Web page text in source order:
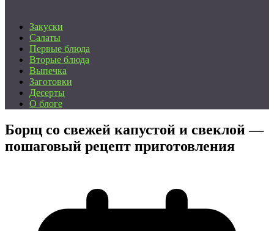
Закуски
Салаты
Первые блюда
Вторые блюда
Выпечка
Заготовки
Десерты
О блоге
Борщ со свежей капустой и свеклой —
пошаговый рецепт приготовления